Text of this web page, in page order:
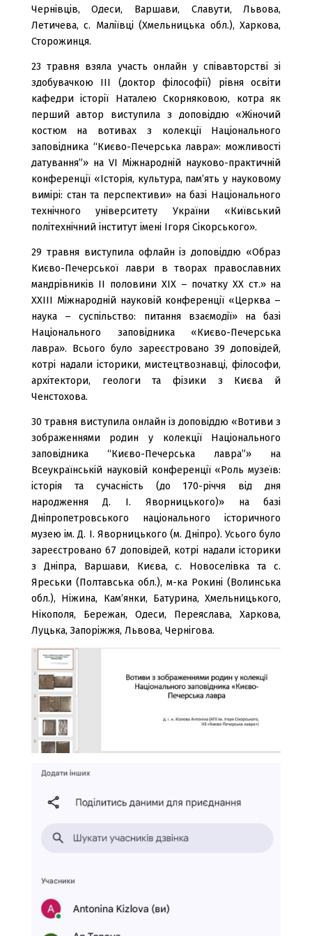
Чернівців, Одеси, Варшави, Славути, Львова,
Летичева, с. Маліївці (Хмельницька обл.), Харкова,
Сторожинця.
23 травня взяла участь онлайн у співавторстві зі
здобувачкою ІІІ (доктор філософії) рівня освіти
кафедри історії Наталею Скорняковою, котра як
перший автор виступила з доповіддю «Жіночий
костюм на вотивах з колекції Національного
заповідника “Києво-Печерська лавра»: можливості
датування”» на VI Міжнародній науково-практичній
конференції «Історія, культура, пам’ять у науковому
вимірі: стан та перспективи» на базі Національного
технічного університету України «Київський
політехнічний інститут імені Ігоря Сікорського».
29 травня виступила офлайн із доповіддю «Образ
Києво-Печерської лаври в творах православних
мандрівників ІІ половини ХІХ – початку ХХ ст.» на
ХХІІІ Міжнародній науковій конференції «Церква –
наука – суспільство: питання взаємодії» на базі
Національного заповідника «Києво-Печерська
лавра». Всього було зареєстровано 39 доповідей,
котрі надали історики, мистецтвознавці, філософи,
архітектори, геологи та фізики з Києва й
Ченстохова.
30 травня виступила онлайн із доповіддю «Вотиви з
зображеннями родин у колекції Національного
заповідника “Києво-Печерська лавра”» на
Всеукраїнській науковій конференції «Роль музеїв:
історія та сучасність (до 170-річчя від дня
народження Д. І. Яворницького)» на базі
Дніпропетровського національного історичного
музею ім. Д. І. Яворницького (м. Дніпро). Усього було
зареєстровано 67 доповідей, котрі надали історики
з Дніпра, Варшави, Києва, с. Новоселівка та с.
Яреськи (Полтавська обл.), м-ка Рокині (Волинська
обл.), Ніжина, Кам’янки, Батурина, Хмельницького,
Нікополя, Бережан, Одеси, Переяслава, Харкова,
Луцька, Запоріжжя, Львова, Чернігова.